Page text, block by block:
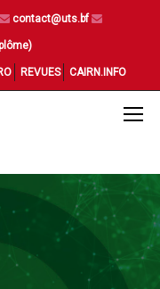
contact@uts.bf
REVUES CAIRN.INFO